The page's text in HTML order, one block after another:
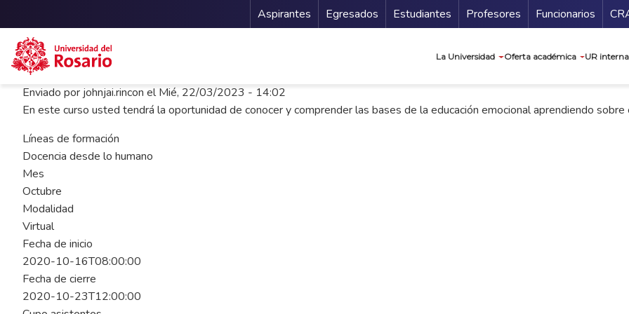
Pasar al contenido principal
Menu Secundario
Aspirantes Egresados Estudiantes Profesores Funcionarios
La Universidad Oferta académica UR
Enviado por johnjai.rincon elMié, 22/03/2023 - 14:02
En este curso usted tendrá la oportunidad de conocer y comprender las bases de la educación emocional aprendiendo
Líneas de formación
Docencia desde lo humano
Mes
Octubre
Modalidad
Virtual
Fecha de inicio
2020-10-16T08:00:00
Fecha de cierre
2020-10-23T12:00:00